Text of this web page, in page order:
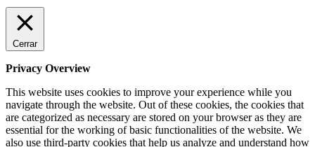
Cerrar
Privacy Overview
This website uses cookies to improve your experience while you
navigate through the website. Out of these cookies, the cookies that
are categorized as necessary are stored on your browser as they are
essential for the working of basic functionalities of the website. We
also use third-party cookies that help us analyze and understand how